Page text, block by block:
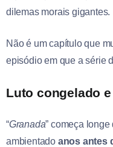
dilemas morais gigantes.
Não é um capítulo que
episódio em que a série
Luto congelado
“Granada” começa
ambientado anos antes